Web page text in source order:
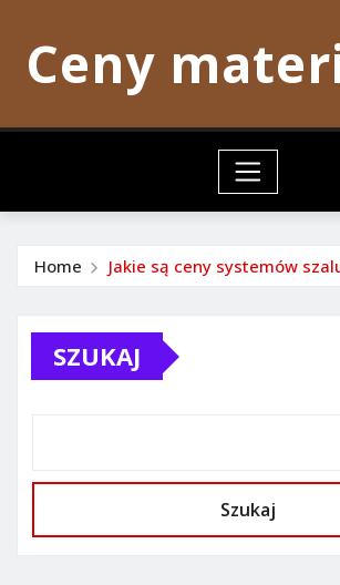
contentCeny
Home Jakie są ceny systemów
SZUKAJ
Szukaj